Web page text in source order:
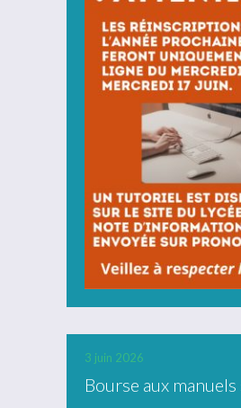
3 juin 2026
Bourse aux manuels